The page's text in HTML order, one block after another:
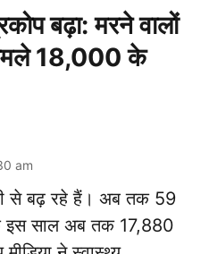
बढ़ा: मरने वालों
18,000 के
am
से बढ़ रहे हैं। अब तक 59
इस साल अब तक 17,880